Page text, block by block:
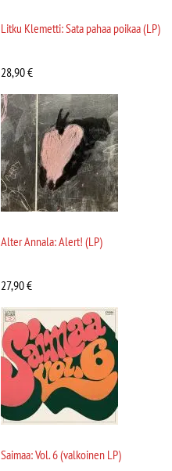
Litku Klemetti: Sata pahaa poikaa (LP)
28,90€
Alter Annala: Alert! (LP)
27,90€
Saimaa: Vol. 6 (valkoinen LP)